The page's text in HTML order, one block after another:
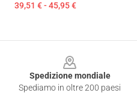
39,51 € - 45,95 €
Spedizione mondiale
Spediamo in oltre 200 paesi